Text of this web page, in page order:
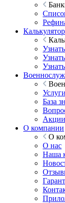
Калькулятор
База
Акции
О компании
О
О нас
Наша